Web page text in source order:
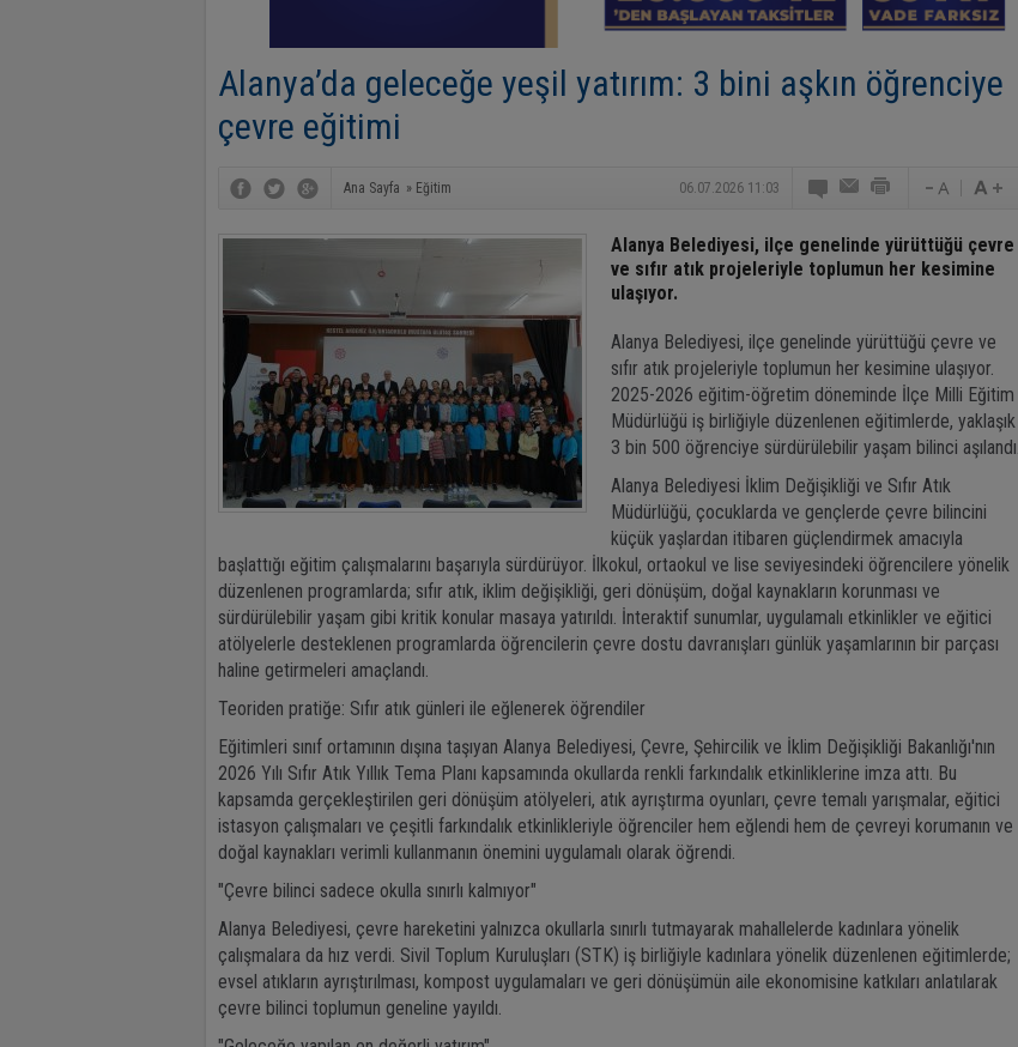
Alanya’da geleceğe yeşil yatırım: 3 bini aşkın öğrenciye
çevre eğitimi
Ana Sayfa » Eğitim 06.07.2026 11:03
Alanya Belediyesi, ilçe genelinde yürüttüğü çevre
ve sıfır atık projeleriyle toplumun her kesimine
ulaşıyor.
Alanya Belediyesi, ilçe genelinde yürüttüğü çevre ve
sıfır atık projeleriyle toplumun her kesimine ulaşıyor.
2025-2026 eğitim-öğretim döneminde İlçe Milli Eğitim
Müdürlüğü iş birliğiyle düzenlenen eğitimlerde, yaklaşık
3 bin 500 öğrenciye sürdürülebilir yaşam bilinci aşılandı.
Alanya Belediyesi İklim Değişikliği ve Sıfır Atık
Müdürlüğü, çocuklarda ve gençlerde çevre bilincini
küçük yaşlardan itibaren güçlendirmek amacıyla
başlattığı eğitim çalışmalarını başarıyla sürdürüyor. İlkokul, ortaokul ve lise seviyesindeki öğrencilere yönelik
düzenlenen programlarda; sıfır atık, iklim değişikliği, geri dönüşüm, doğal kaynakların korunması ve
sürdürülebilir yaşam gibi kritik konular masaya yatırıldı. İnteraktif sunumlar, uygulamalı etkinlikler ve eğitici
atölyelerle desteklenen programlarda öğrencilerin çevre dostu davranışları günlük yaşamlarının bir parçası
haline getirmeleri amaçlandı.
Teoriden pratiğe: Sıfır atık günleri ile eğlenerek öğrendiler
Eğitimleri sınıf ortamının dışına taşıyan Alanya Belediyesi, Çevre, Şehircilik ve İklim Değişikliği Bakanlığı'nın
2026 Yılı Sıfır Atık Yıllık Tema Planı kapsamında okullarda renkli farkındalık etkinliklerine imza attı. Bu
kapsamda gerçekleştirilen geri dönüşüm atölyeleri, atık ayrıştırma oyunları, çevre temalı yarışmalar, eğitici
istasyon çalışmaları ve çeşitli farkındalık etkinlikleriyle öğrenciler hem eğlendi hem de çevreyi korumanın ve
doğal kaynakları verimli kullanmanın önemini uygulamalı olarak öğrendi.
"Çevre bilinci sadece okulla sınırlı kalmıyor"
Alanya Belediyesi, çevre hareketini yalnızca okullarla sınırlı tutmayarak mahallelerde kadınlara yönelik
çalışmalara da hız verdi. Sivil Toplum Kuruluşları (STK) iş birliğiyle kadınlara yönelik düzenlenen eğitimlerde;
evsel atıkların ayrıştırılması, kompost uygulamaları ve geri dönüşümün aile ekonomisine katkıları anlatılarak
çevre bilinci toplumun geneline yayıldı.